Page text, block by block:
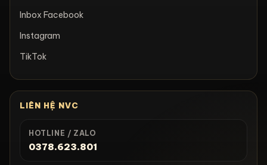
Inbox Facebook
Instagram
TikTok
LIÊN HỆ NVC
HOTLINE / ZALO
0378.623.801